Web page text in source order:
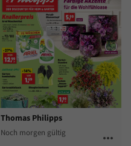
Thomas Philipps
Noch morgen gültig more_horiz